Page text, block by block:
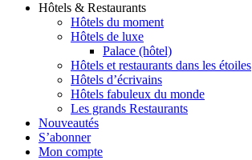
Hôtels & Restaurants
Hôtels du moment
Hôtels de luxe
Palace (hôtel)
Hôtels et restaurants dans les étoiles
Hôtels d’écrivains
Hôtels fabuleux du monde
Les grands Restaurants
Nouveautés
S’abonner
Mon compte